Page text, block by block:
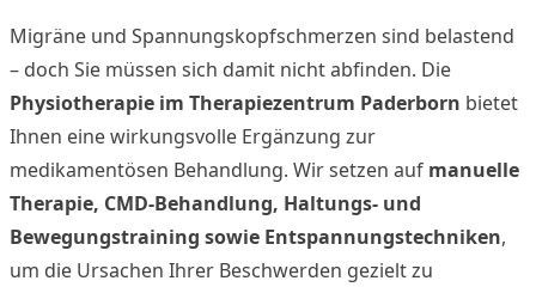
Migräne und Spannungskopfschmerzen sind belastend
– doch Sie müssen sich damit nicht abfinden. Die
Physiotherapie im Therapiezentrum Paderborn bietet
Ihnen eine wirkungsvolle Ergänzung zur
medikamentösen Behandlung. Wir setzen auf manuelle
Therapie, CMD-Behandlung, Haltungs- und
Bewegungstraining sowie Entspannungstechniken,
um die Ursachen Ihrer Beschwerden gezielt zu